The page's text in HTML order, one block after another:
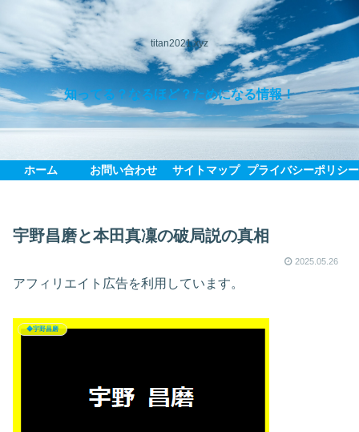
titan2021.xyz
知ってる？なるほど？ためになる情報！
ホーム お問い合わせ サイトマップ プライバシーポリシー
宇野昌磨と本田真凜の破局説の真相
2025.05.26
アフィリエイト広告を利用しています。
◆宇野昌磨